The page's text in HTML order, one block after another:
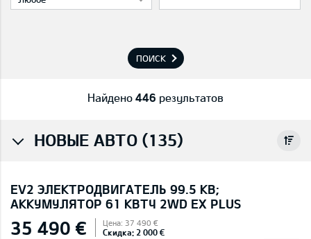
ПОИСК
Найдено 446 результатов
НОВЫЕ АВТО (135)
EV2 ЭЛЕКТРОДВИГАТЕЛЬ 99.5 КВ;
AККУМУЛЯТОР 61 КВТЧ 2WD EX PLUS
35 490 € Цена: 37 490 €
Скидка: 2 000 €